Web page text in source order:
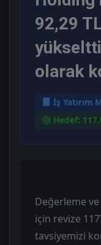
92,29
olarak
İş Yatırım
Hedef:
Değerleme
için revize
tavsiyemizi